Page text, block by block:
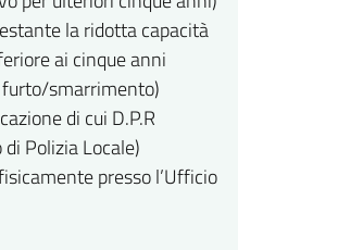
la ridotta capacità
ai cinque anni
smarrimento)
di cui D.P.R
Polizia Locale)
presso l’Ufficio